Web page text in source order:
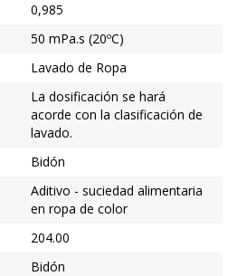
0,985
50 mPa.s (20ºC)
Lavado de Ropa
La dosificación se hará
acorde con la clasificación de
lavado.
Bidón
Aditivo - suciedad alimentaria
en ropa de color
204.00
Bidón